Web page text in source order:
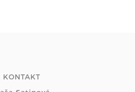
KONTAKT